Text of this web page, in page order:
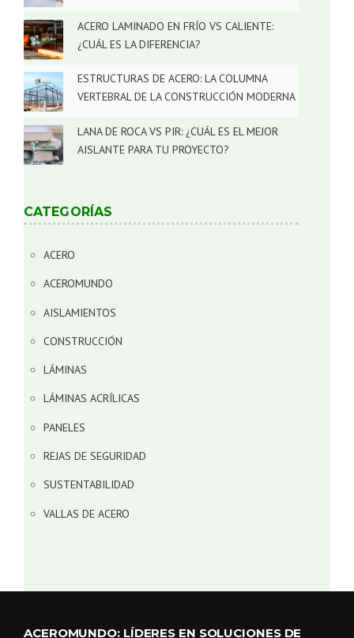
ACERO LAMINADO EN FRÍO VS CALIENTE:
¿CUÁL ES LA DIFERENCIA?
ESTRUCTURAS DE ACERO: LA COLUMNA
VERTEBRAL DE LA CONSTRUCCIÓN MODERNA
LANA DE ROCA VS PIR: ¿CUÁL ES EL MEJOR
AISLANTE PARA TU PROYECTO?
CATEGORÍAS
ACERO
ACEROMUNDO
AISLAMIENTOS
CONSTRUCCIÓN
LÁMINAS
LÁMINAS ACRÍLICAS
PANELES
REJAS DE SEGURIDAD
SUSTENTABILIDAD
VALLAS DE ACERO
ACEROMUNDO: LÍDERES EN SOLUCIONES DE